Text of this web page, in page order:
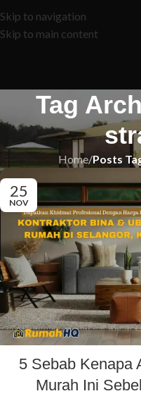
Skip to navigation
Skip to main content
Tag
Home/Posts
25
NOV
5 Sebab Kenapa
Murah Ini